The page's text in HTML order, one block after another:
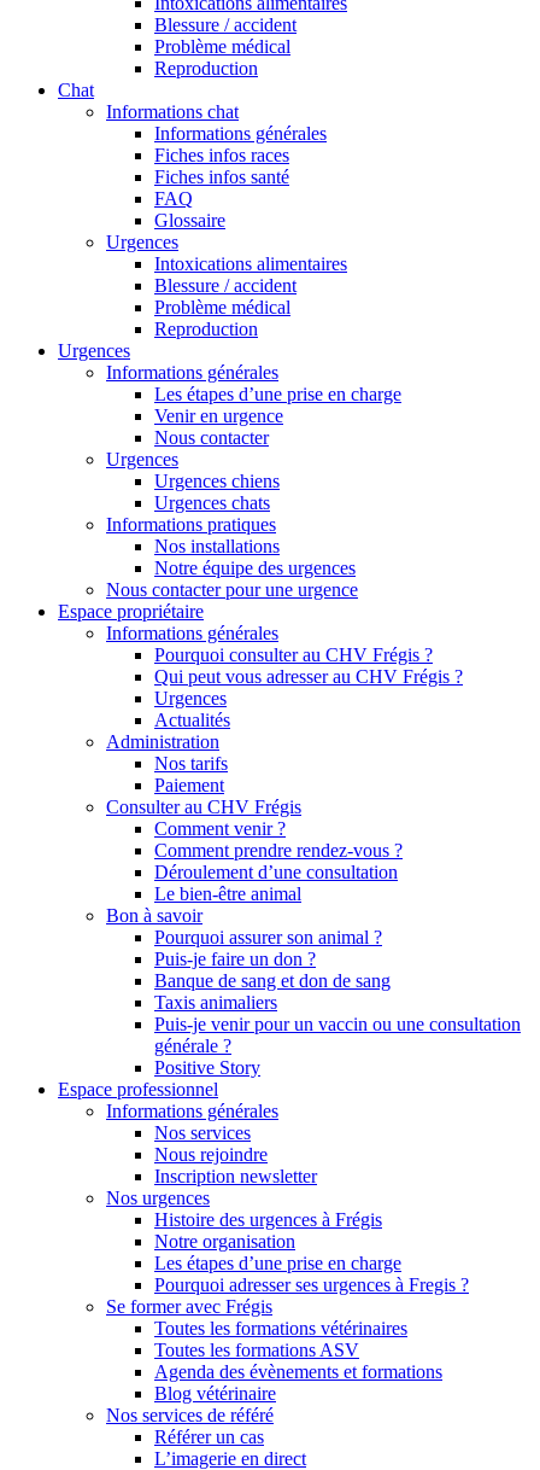
Blessure / accident
Problème médical
Reproduction
Chat
Informations chat
Informations générales
Fiches infos races
Fiches infos santé
FAQ
Glossaire
Urgences
Intoxications alimentaires
Blessure / accident
Problème médical
Reproduction
Urgences
Informations générales
Les étapes d’une prise en charge
Venir en urgence
Nous contacter
Urgences
Urgences chiens
Urgences chats
Informations pratiques
Nos installations
Notre équipe des urgences
Nous contacter pour une urgence
Espace propriétaire
Informations générales
Pourquoi consulter au CHV Frégis ?
Qui peut vous adresser au CHV Frégis ?
Urgences
Actualités
Administration
Nos tarifs
Paiement
Consulter au CHV Frégis
Comment venir ?
Comment prendre rendez-vous ?
Déroulement d’une consultation
Le bien-être animal
Bon à savoir
Pourquoi assurer son animal ?
Puis-je faire un don ?
Banque de sang et don de sang
Taxis animaliers
Puis-je venir pour un vaccin ou une consultation
générale ?
Positive Story
Espace professionnel
Informations générales
Nos services
Nous rejoindre
Inscription newsletter
Nos urgences
Histoire des urgences à Frégis
Notre organisation
Les étapes d’une prise en charge
Pourquoi adresser ses urgences à Fregis ?
Se former avec Frégis
Toutes les formations vétérinaires
Toutes les formations ASV
Agenda des évènements et formations
Blog vétérinaire
Nos services de référé
Référer un cas
L’imagerie en direct